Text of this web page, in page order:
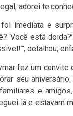
adorei te
imediata e
Você está
detalhou,
fez um convite
seu
e
lá e estavam